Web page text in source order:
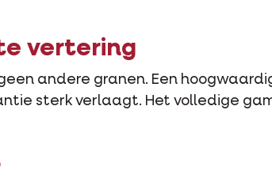
vertering
andere granen. Een
sterk verlaagt. Het volledige